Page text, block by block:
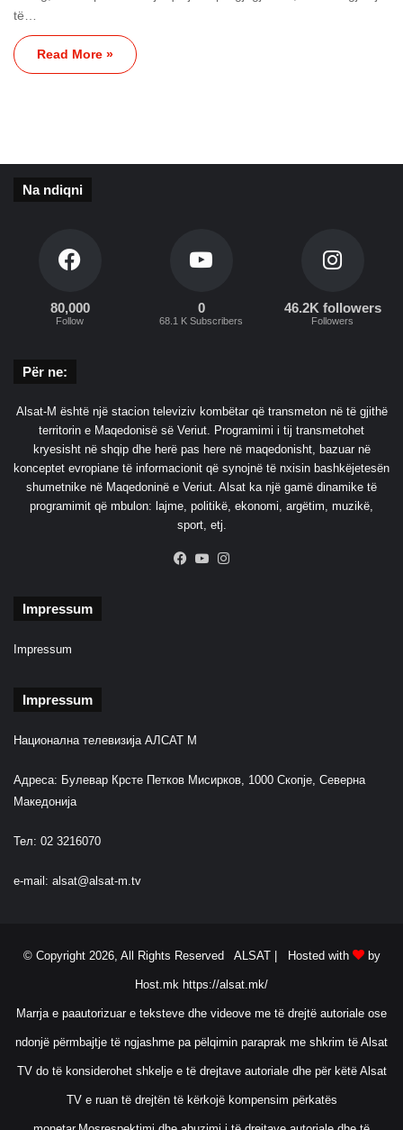
të…
Read More »
Na ndiqni
80,000
Follow
0
68.1 K Subscribers
46.2K followers
Followers
Për ne:
Alsat-M është një stacion televiziv kombëtar që transmeton në të gjithë
territorin e Maqedonisë së Veriut. Programimi i tij transmetohet
kryesisht në shqip dhe herë pas here në maqedonisht, bazuar në
konceptet evropiane të informacionit që synojnë të nxisin bashkëjetesën
shumetnike në Maqedoninë e Veriut. Alsat ka një gamë dinamike të
programimit që mbulon: lajme, politikë, ekonomi, argëtim, muzikë,
sport, etj.
Facebook
YouTube
Impressum
Impressum
Impressum
Национална телевизија АЛСАТ М
Адреса: Булевар Крсте Петков Мисирков, 1000 Скопје, Северна
Македонија
Тел: 02 3216070
e-mail: alsat@alsat-m.tv
© Copyright 2026, All Rights Reserved ALSAT | Hosted with by
Host.mk https://alsat.mk/
Marrja e paautorizuar e teksteve dhe videove me të drejtë autoriale ose
ndonjë përmbajtje të ngjashme pa pëlqimin paraprak me shkrim të Alsat
TV do të konsiderohet shkelje e të drejtave autoriale dhe për këtë Alsat
TV e ruan të drejtën të kërkojë kompensim përkatës